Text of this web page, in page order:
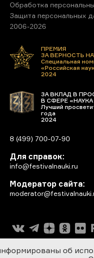
Обработка
Защита персональных
2006-2026
ПРЕМИЯ
ЗА ВЕРНОСТЬ
Специальная
«Российская
2024
ЗА ВКЛАД В
В СФЕРЕ
Лучший
года
2024
8 (499) 700-07-90
Для справок:
info@festivalnauki.ru
Модератор сайта:
об